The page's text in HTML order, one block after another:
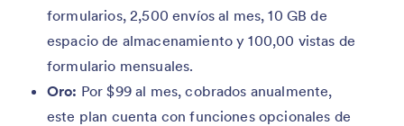
formularios, 2,500 envíos al mes, 10 GB de
espacio de almacenamiento y 100,00 vistas de
formulario mensuales.
Oro: Por $99 al mes, cobrados anualmente,
este plan cuenta con funciones opcionales de